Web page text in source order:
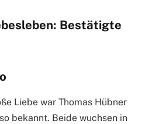
Bestätigte
Liebe war Thomas Hübner
bekannt. Beide wuchsen in